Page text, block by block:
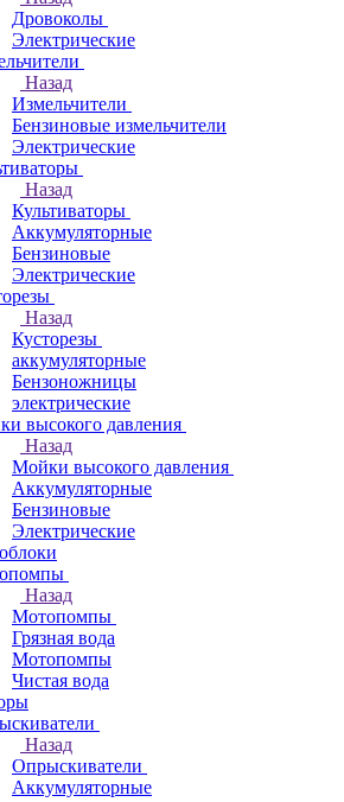
Дровоколы
Электрические
Назад
Измельчители
Бензиновые измельчители
Электрические
Назад
Культиваторы
Аккумуляторные
Бензиновые
Электрические
Назад
Кусторезы
аккумуляторные
Бензоножницы
электрические
высокого давления
Назад
Мойки высокого давления
Аккумуляторные
Бензиновые
Электрические
Назад
Мотопомпы
Грязная вода
Мотопомпы
Чистая вода
Назад
Опрыскиватели
Аккумуляторные